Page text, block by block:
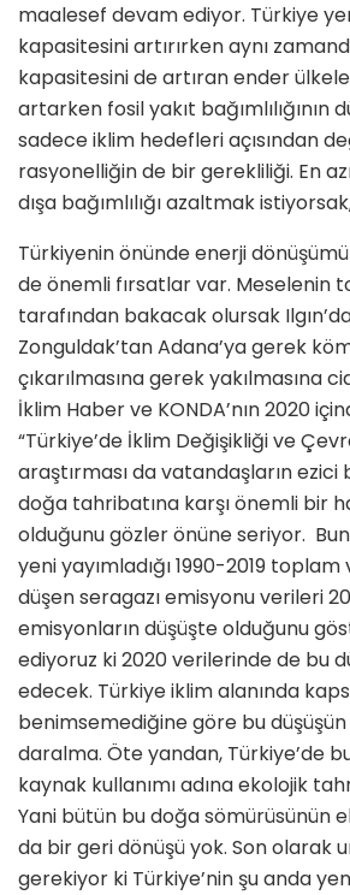
maalesef devam ediyor. Türkiye
kapasitesini artırırken aynı
kapasitesini de artıran ender
artarken fosil yakıt bağımlılığının
sadece iklim hedefleri açısından
rasyonelliğin de bir gerekliliği. En
dışa bağımlılığı azaltmak
Türkiyenin önünde enerji
de önemli fırsatlar var. Meselenin
tarafından bakacak olursak
Zonguldak’tan Adana’ya gerek
çıkarılmasına gerek yakılmasına
İklim Haber ve KONDA’nın 2020
“Türkiye’de İklim Değişikliği ve
araştırması da vatandaşların
doğa tahribatına karşı önemli bir
olduğunu gözler önüne seriyor.
yeni yayımladığı 1990-2019 toplam
düşen seragazı emisyonu verileri
emisyonların düşüşte olduğunu
ediyoruz ki 2020 verilerinde de bu
edecek. Türkiye iklim alanında
benimsemediğine göre bu
daralma. Öte yandan, Türkiye’de
kaynak kullanımı adına ekolojik
Yani bütün bu doğa sömürüsünün
da bir geri dönüşü yok. Son olarak
gerekiyor ki Türkiye’nin şu anda